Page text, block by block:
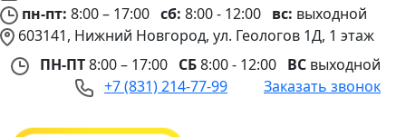
пн-пт: 8:00 – 17:00 сб: 8:00 - 12:00 вс: выходной
603141, Нижний Новгород, ул. Геологов 1Д, 1 этаж
ПН-ПТ8:00 – 17:00 СБ8:00 - 12:00 ВС выходной
+7 (831) 214-77-99
Заказать звонок